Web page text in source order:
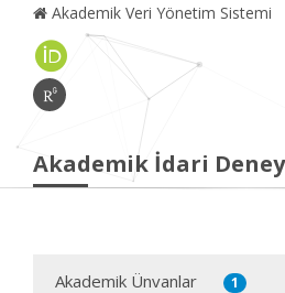
Akademik Veri Yönetim Sistemi
Akademik İdari
Akademik Ünvanlar 1